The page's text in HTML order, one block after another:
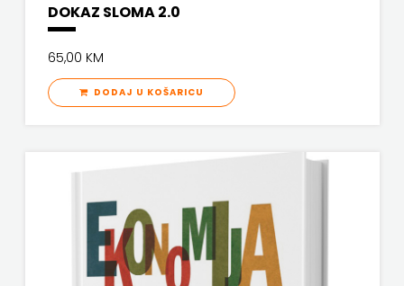
DOKAZ SLOMA 2.0
65,00 KM
DODAJ U KOŠARICU